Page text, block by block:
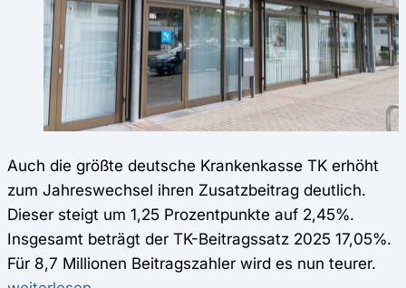
Auch die größte deutsche Krankenkasse TK erhöht
zum Jahreswechsel ihren Zusatzbeitrag deutlich.
Dieser steigt um 1,25 Prozentpunkte auf 2,45%.
Insgesamt beträgt der TK-Beitragssatz 2025 17,05%.
Für 8,7 Millionen Beitragszahler wird es nun teurer.